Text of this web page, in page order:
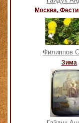
Москва,
Филиппов
Зима